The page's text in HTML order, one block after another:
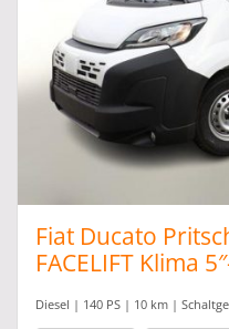
Fiat Ducato
FACELIFT Klima
Diesel | 140 PS | 10 km |